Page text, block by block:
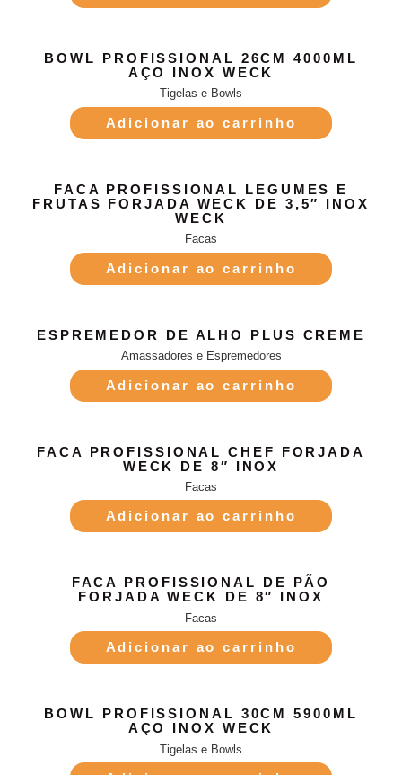
BOWL PROFISSIONAL 26CM 4000ML
AÇO INOX WECK
Tigelas e Bowls
Adicionar ao carrinho
FACA PROFISSIONAL LEGUMES E
FRUTAS FORJADA WECK DE 3,5″ INOX
WECK
Facas
Adicionar ao carrinho
ESPREMEDOR DE ALHO PLUS CREME
Amassadores e Espremedores
Adicionar ao carrinho
FACA PROFISSIONAL CHEF FORJADA
WECK DE 8″ INOX
Facas
Adicionar ao carrinho
FACA PROFISSIONAL DE PÃO
FORJADA WECK DE 8″ INOX
Facas
Adicionar ao carrinho
BOWL PROFISSIONAL 30CM 5900ML
AÇO INOX WECK
Tigelas e Bowls